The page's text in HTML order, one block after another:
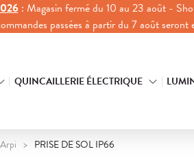
: Magasin fermé du 10 au 23 août -
passées à partir du 7 août
QUINCAILLERIE ÉLECTRIQUE
Arpi PRISE DE SOL IP66